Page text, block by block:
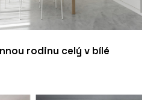
rodinu celý v bílé